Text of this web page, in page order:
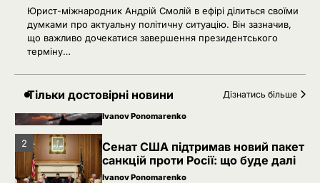
Юрист-міжнародник Андрій Смолій в ефірі ділиться своїми
думками про актуальну політичну ситуацію. Він зазначив,
що важливо дочекатися завершення президентського
терміну…
Тільки достовірні новини Дізнатись більше
РФ знеструмила Херсон: коли
повернуть світло в оселі
над військовою базою Німеччини,
де ремонтують Patriot
Ivanov Ponomarenko
2
Сенат США підтримав новий пакет
санкцій проти Росії: що буде далі
Ivanov Ponomarenko